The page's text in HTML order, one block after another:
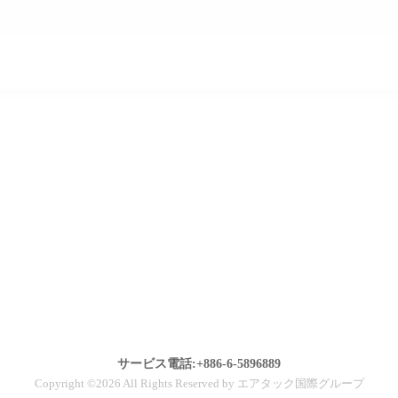
サービス電話:+886-6-5896889
Copyright ©2026 All Rights Reserved by エアタック国際グループ